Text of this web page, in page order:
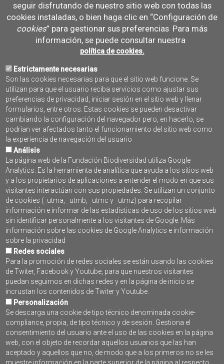
Asturias
Cantabria
Extremadura
Beneficiario:
Instituto Español de Oceanografía (IEO - CSIC)
FEMPA
Socios:
Universidad de Almería
Universidad de Cádiz
Asociación de Empresas de Acuicultura Marina de Andalucía
(ASEMA)
« Primero
‹ Anterior Siguiente ›
SUSCRÍBETE AL BOLETÍN
PROGRAMA PLEAMAR
Contacto
Accesibilidad
seguir disfrutando de nuestro sitio web con todas las
cookies instaladas, o bien haga clic en “Configuración de
cookies” para gestionar sus preferencias Para más
información, se puede consultar nuestra
política de cookies.
Estrictamente necesarias
Son las cookies necesarias para que el sitio web funcione. Se
utilizan para que el usuario reciba servicios como ajustar sus
preferencias de privacidad, iniciar sesión en el sitio web y llenar
formularios, entre otros. Estas cookies se pueden desactivar
cambiando la configuración del navegador pero, en hacerlo, se
podrían ver afectados tanto el funcionamiento del sitio web como
la experiencia de navegación del usuario
Análisis
La página web de la Fundación Biodiversidad utiliza Google
Analytics. Es la herramienta de analítica que ayuda a los sitios web
y a los propietarios de aplicaciones a entender el modo en que sus
visitantes interactúan con sus propiedades. Se utilizan un conjunto
de cookies (_utma, _utmb, _utmc y _utmz) para recopilar
información e informar de las estadísticas de uso de los sitios web
sin identificar personalmente a los visitantes de Google. Más
información sobre las cookies de Google Analytics e información
sobre la privacidad
Redes sociales
Para la promoción de redes sociales se están usando las cookies
de Twiter, Facebook y Youtube, para que nuestros visitantes
puedan seguirnos en dichas redes y en la página de inicio se
incrustan los contenidos de Twiter y Youtube.
Personalización
Se descarga una cookie de tipo técnico denominada cookie-
compliance, propia, de tipo técnico y de sesión. Gestiona el
consentimiento del usuario ante el uso de las cookies en la página
web, con el objeto de recordar aquellos usuarios que las han
aceptado y aquellos que no, de modo que a los primeros no se les